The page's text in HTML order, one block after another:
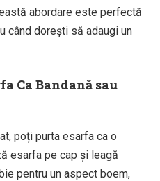
abordare este perfectă
când dorești să adaugi un
Ca Bandană sau
poți purta esarfa ca o
esarfa pe cap și leagă
pentru un aspect boem,